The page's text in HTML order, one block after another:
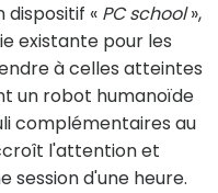
dispositif « PC school»,
existante pour les
à celles atteintes
un robot humanoïde
complémentaires au
l'attention et
session d'une heure.